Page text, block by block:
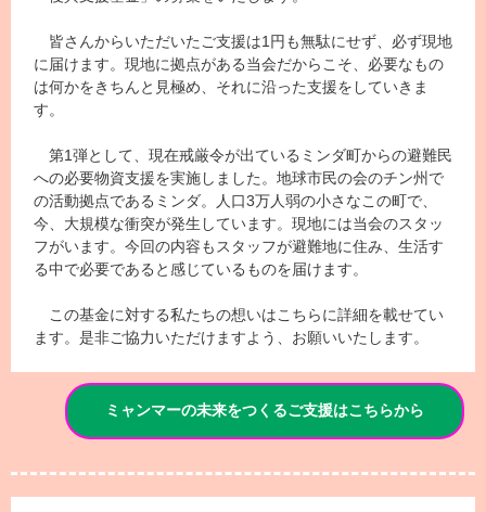
皆さんからいただいたご支援は1円も無駄にせず、必ず現地
に届けます。現地に拠点がある当会だからこそ、必要なもの
は何かをきちんと見極め、それに沿った支援をしていきま
す。
第1弾として、現在戒厳令が出ているミンダ町からの避難民
への必要物資支援を実施しました。地球市民の会のチン州で
の活動拠点であるミンダ。人口3万人弱の小さなこの町で、
今、大規模な衝突が発生しています。現地には当会のスタッ
フがいます。今回の内容もスタッフが避難地に住み、生活す
る中で必要であると感じているものを届けます。
この基金に対する私たちの想いはこちらに詳細を載せてい
ます。 是非ご協力いただけますよう、お願いいたします。
ミャンマーの未来をつくるご支援はこちらから